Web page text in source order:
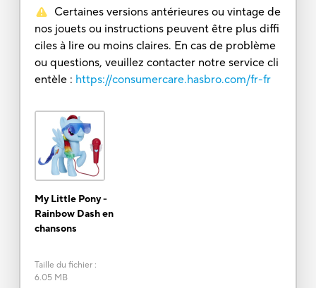
Certaines versions antérieures ou vintage de
nos jouets ou instructions peuvent être plus diffi
ciles à lire ou moins claires. En cas de problème
ou questions, veuillez contacter notre service cli
entèle : https://consumercare.hasbro.com/fr-fr
My Little Pony -
Rainbow Dash en
chansons
Taille du fichier:
6.05 MB